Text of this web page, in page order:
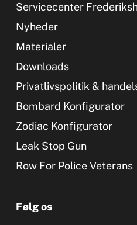
Servicecenter
Nyheder
Materialer
Downloads
Privatlivspolitik &
Bombard Konfigurator
Zodiac Konfigurator
Leak Stop Gun
Row For Police Veterans
Følg os